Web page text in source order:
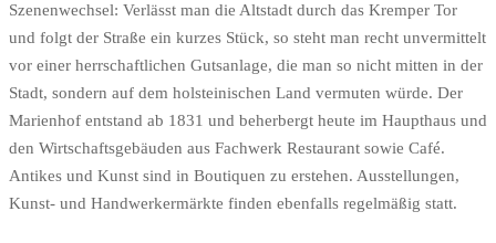
Szenenwechsel: Verlässt man die Altstadt durch das Kremper Tor
und folgt der Straße ein kurzes Stück, so steht man recht unvermittelt
vor einer herrschaftlichen Gutsanlage, die man so nicht mitten in der
Stadt, sondern auf dem holsteinischen Land vermuten würde. Der
Marienhof entstand ab 1831 und beherbergt heute im Haupthaus und
den Wirtschaftsgebäuden aus Fachwerk Restaurant sowie Café.
Antikes und Kunst sind in Boutiquen zu erstehen. Ausstellungen,
Kunst- und Handwerkermärkte finden ebenfalls regelmäßig statt.